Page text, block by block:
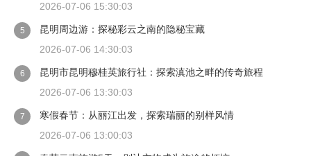
2026-07-06 15:30:03
5
昆明周边游：探秘彩云之南的隐秘宝藏
2026-07-06 14:30:03
6
昆明市昆明穆桂英旅行社：探索滇池之畔的传奇旅程
2026-07-06 13:30:03
7
寒假春节：从丽江出发，探索瑞丽的别样风情
2026-07-06 13:00:03